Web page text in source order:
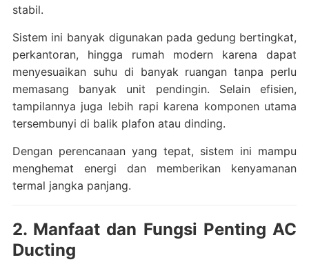
stabil.
Sistem ini banyak digunakan pada gedung bertingkat,
perkantoran, hingga rumah modern karena dapat
menyesuaikan suhu di banyak ruangan tanpa perlu
memasang banyak unit pendingin. Selain efisien,
tampilannya juga lebih rapi karena komponen utama
tersembunyi di balik plafon atau dinding.
Dengan perencanaan yang tepat, sistem ini mampu
menghemat energi dan memberikan kenyamanan
termal jangka panjang.
2. Manfaat dan Fungsi Penting AC
Ducting